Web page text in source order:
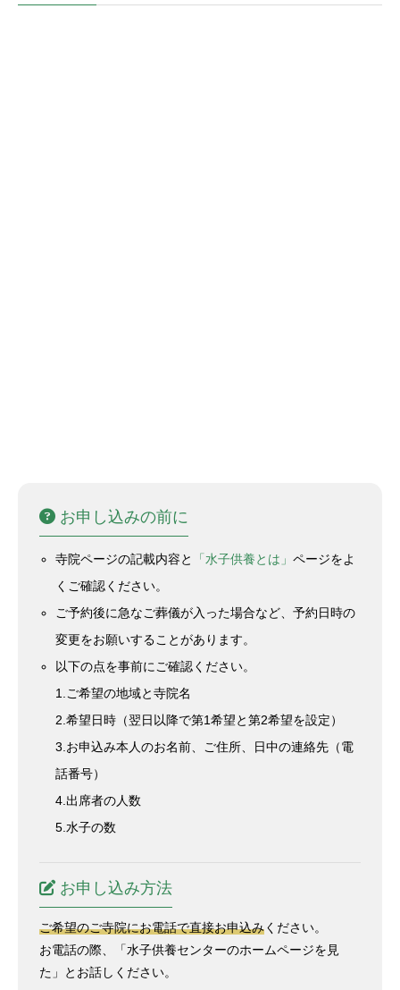
お申し込みの前に
寺院ページの記載内容と 「水子供養とは」ページをよ
くご確認ください。
ご予約後に急なご葬儀が入った場合など、予約日時の
変更をお願いすることがあります。
以下の点を事前にご確認ください。
1.ご希望の地域と寺院名
2.希望日時（翌日以降で第1希望と第2希望を設定）
3.お申込み本人のお名前、ご住所、日中の連絡先（電
話番号）
4.出席者の人数
5.水子の数
お申し込み方法
ご希望のご寺院にお電話で直接お申込みください。
お電話の際、「水子供養センターのホームページを見
た」とお話しください。